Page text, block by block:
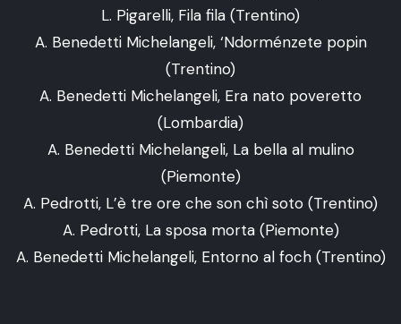
L. Pigarelli, Fila fila (Trentino)
A. Benedetti Michelangeli, ‘Ndorménzete popin
(Trentino)
A. Benedetti Michelangeli, Era nato poveretto
(Lombardia)
A. Benedetti Michelangeli, La bella al mulino
(Piemonte)
A. Pedrotti, L’è tre ore che son chì soto (Trentino)
A. Pedrotti, La sposa morta (Piemonte)
A. Benedetti Michelangeli, Entorno al foch (Trentino)